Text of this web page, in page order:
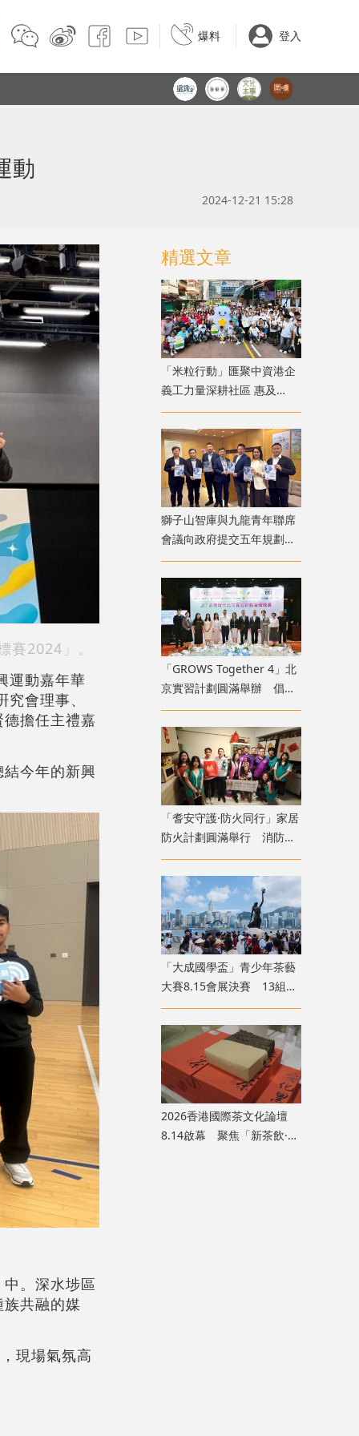
爆料 登入
動
2024-12-21 15:28
2024」。
運動嘉年華
會理事、
擔任主禮嘉
今年的新興
。深水埗區
共融的媒
現場氣氛高
精選文章
「米粒行動」匯聚中資港企
義工力量深耕社區 惠及
1500 戶深水埗舊樓居民
獅子山智庫與九龍青年聯席
會議向政府提交五年規劃建
議書 六大範疇政策建議聚
焦北都青年地區治理
「GROWS Together 4」北
京實習計劃圓滿舉辦 倡香
港青年融入國家廣闊舞台
「耆安守護·防火同行」家居
防火計劃圓滿舉行 消防處
義工隊為長者裝「防火三
寶」
「大成國學盃」青少年茶藝
大賽8.15會展決賽 13組兩
岸四地選手香江以茗會友
2026香港國際茶文化論壇
8.14啟幕 聚焦「新茶飲·新